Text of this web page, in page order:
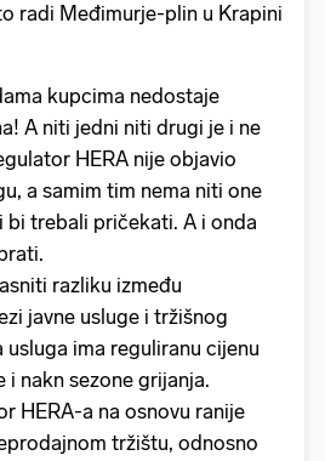
radi Međimurje-plin u Krapini
kupcima nedostaje
A niti jedni niti drugi je i ne
HERA nije objavio
a samim tim nema niti one
bi trebali pričekati. A i onda
razliku između
javne usluge i tržišnog
ima reguliranu cijenu
i nakn sezone grijanja.
HERA-a na osnovu ranije
tržištu, odnosno